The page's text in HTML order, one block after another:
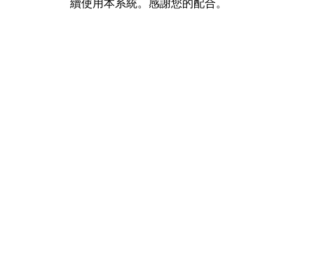
續使用本系統。感謝您的配合。